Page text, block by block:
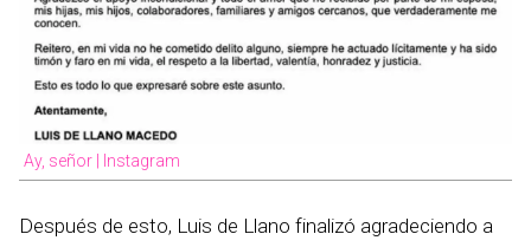
Ay, señor | Instagram
Después de esto, Luis de Llano finalizó agradeciendo a